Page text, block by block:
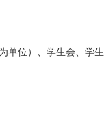
单位）、学生会、学生